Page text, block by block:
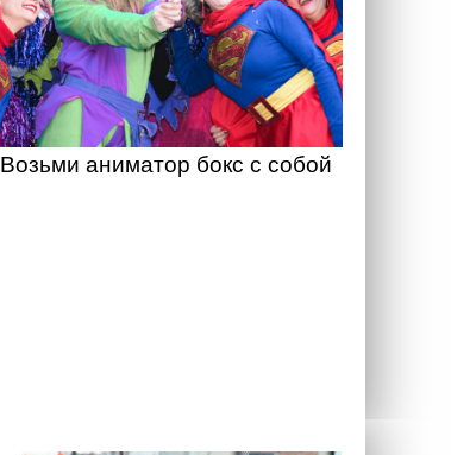
Возьми аниматор бокс с собой